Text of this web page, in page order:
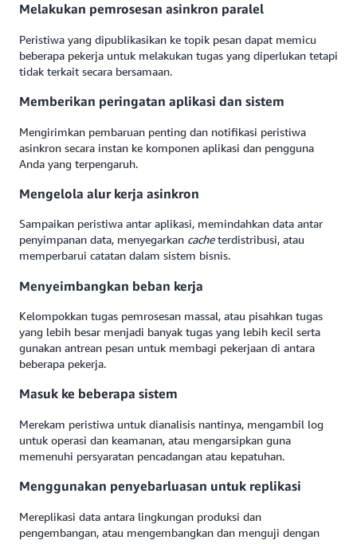
Melakukan pemrosesan asinkron paralel
Peristiwa yang dipublikasikan ke topik pesan dapat memicu
beberapa pekerja untuk melakukan tugas yang diperlukan tetapi
tidak terkait secara bersamaan.
Memberikan peringatan aplikasi dan sistem
Mengirimkan pembaruan penting dan notifikasi peristiwa
asinkron secara instan ke komponen aplikasi dan pengguna
Anda yang terpengaruh.
Mengelola alur kerja asinkron
Sampaikan peristiwa antar aplikasi, memindahkan data antar
penyimpanan data, menyegarkan cacheterdistribusi, atau
memperbarui catatan dalam sistem bisnis.
Menyeimbangkan beban kerja
Kelompokkan tugas pemrosesan massal, atau pisahkan tugas
yang lebih besar menjadi banyak tugas yang lebih kecil serta
gunakan antrean pesan untuk membagi pekerjaan di antara
beberapa pekerja.
Masuk ke beberapa sistem
Merekam peristiwa untuk dianalisis nantinya, mengambil log
untuk operasi dan keamanan, atau mengarsipkan guna
memenuhi persyaratan pencadangan atau kepatuhan.
Menggunakan penyebarluasan untuk replikasi
Mereplikasi data antara lingkungan produksi dan
pengembangan, atau mengembangkan dan menguji dengan